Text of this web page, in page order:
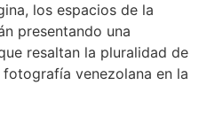
los espacios de la
presentando una
resaltan la pluralidad de
venezolana en la